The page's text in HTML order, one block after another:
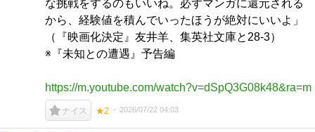
な挑戦をするのもいいね。必ずマンガに還元される
から、経験値を積んでいったほうが絶対にいいよ」
（『映画化決定』友井羊、集英社文庫と28-3）
※『未知との遭遇』予告編
https://m.youtube.com/watch?v=dSpQ3G08k48&ra=m
ナイス ★2 2026/07/22 04:03